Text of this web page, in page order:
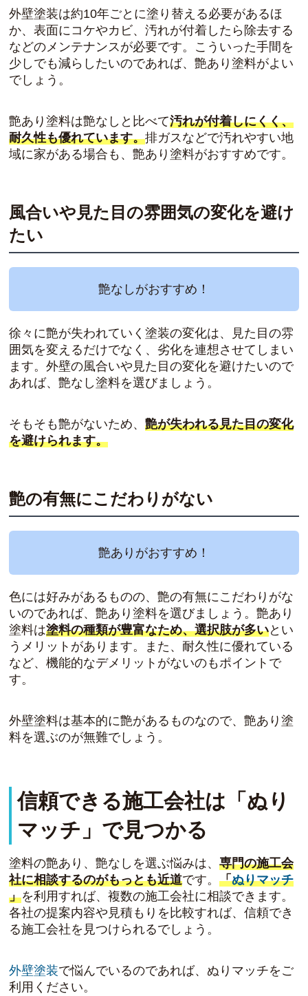
外壁塗装は約10年ごとに塗り替える必要があるほ
か、表面にコケやカビ、汚れが付着したら除去する
などのメンテナンスが必要です。こういった手間を
少しでも減らしたいのであれば、艶あり塗料がよい
でしょう。
艶あり塗料は艶なしと比べて汚れが付着しにくく、
耐久性も優れています。排ガスなどで汚れやすい地
域に家がある場合も、艶あり塗料がおすすめです。
風合いや見た目の雰囲気の変化を避け
たい
艶なしがおすすめ！
徐々に艶が失われていく塗装の変化は、見た目の雰
囲気を変えるだけでなく、劣化を連想させてしまい
ます。外壁の風合いや見た目の変化を避けたいので
あれば、艶なし塗料を選びましょう。
そもそも艶がないため、艶が失われる見た目の変化
を避けられます。
艶の有無にこだわりがない
艶ありがおすすめ！
色には好みがあるものの、艶の有無にこだわりがな
いのであれば、艶あり塗料を選びましょう。艶あり
塗料は塗料の種類が豊富なため、選択肢が多いとい
うメリットがあります。また、耐久性に優れている
など、機能的なデメリットがないのもポイントで
す。
外壁塗料は基本的に艶があるものなので、艶あり塗
料を選ぶのが無難でしょう。
信頼できる施工会社は「ぬり
マッチ」で見つかる
塗料の艶あり、艶なしを選ぶ悩みは、専門の施工会
社に相談するのがもっとも近道です。「ぬりマッチ
」を利用すれば、複数の施工会社に相談できます。
各社の提案内容や見積もりを比較すれば、信頼でき
る施工会社を見つけられるでしょう。
外壁塗装で悩んでいるのであれば、ぬりマッチをご
利用ください。